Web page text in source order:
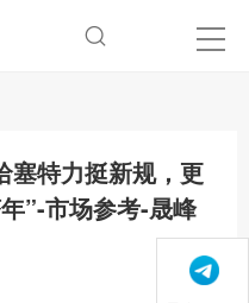
塞特力挺新规，更
”-市场参考-晟峰